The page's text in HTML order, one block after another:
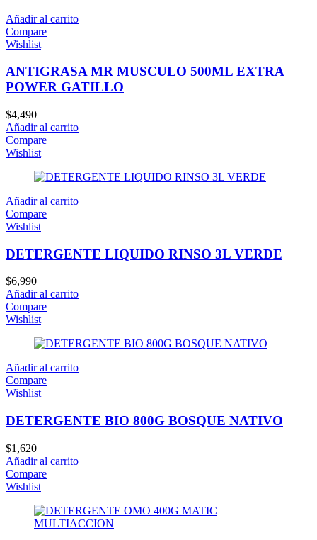
Añadir al carrito
Compare
Wishlist
ANTIGRASA MR MUSCULO 500ML EXTRA
POWER GATILLO
$4,490
Añadir al carrito
Compare
Wishlist
Añadir al carrito
Compare
Wishlist
DETERGENTE LIQUIDO RINSO 3L VERDE
$6,990
Añadir al carrito
Compare
Wishlist
Añadir al carrito
Compare
Wishlist
DETERGENTE BIO 800G BOSQUE NATIVO
$1,620
Añadir al carrito
Compare
Wishlist